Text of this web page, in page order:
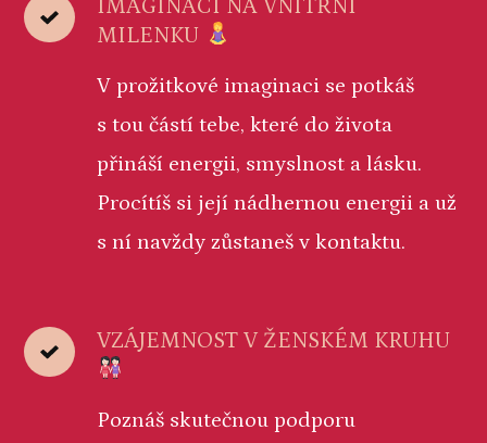
IMAGINACI NA VNITŘNÍ
MILENKU
V prožitkové imaginaci se potkáš
s tou částí tebe, které do života
přináší energii, smyslnost a lásku.
Procítíš si její nádhernou energii a už
s ní navždy zůstaneš v kontaktu.
VZÁJEMNOST V ŽENSKÉM KRUHU
Poznáš skutečnou podporu